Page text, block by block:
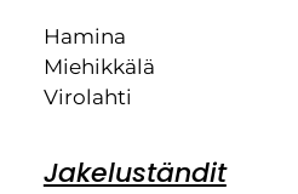
Hamina
Miehikkälä
Virolahti
Jakeluständit